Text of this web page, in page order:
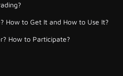
How to Get It and How to Use It?
How to Participate?